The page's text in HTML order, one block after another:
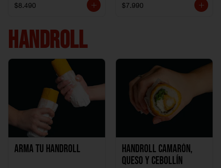
$8.490 $7.990
HANDROLL
Arma tu handroll
Handroll Camarón,
Queso y Cebollín